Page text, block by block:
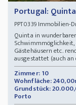
Portugal:
PPT0339Immobilien-
Quinta in
Schwimmmöglichkeit,
Gästehäusern etc.
ausgestattet (auch an
Zimmer: 10
Wohnfläche:
Grundstück:
Porto